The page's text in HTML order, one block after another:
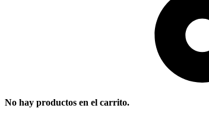
No hay productos en el carrito.